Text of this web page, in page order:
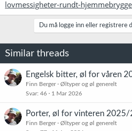
lovmessigheter-rundt-
Du må logge inn eller registrere
Similar threads
Engelsk bitter, øl for våren
Finn Berger
Øltyper og øl generelt
Svar 46 1 Mar 2026
Porter, øl for vinteren
Finn Berger
Øltyper og øl generelt